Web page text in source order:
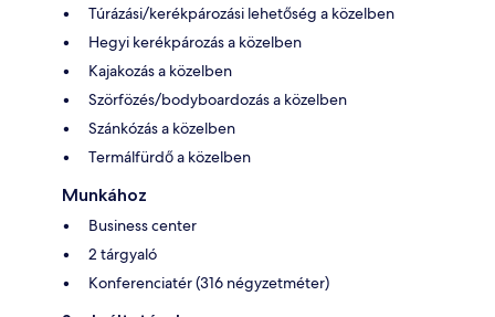
Túrázási/kerékpározási lehetőség a közelben
Hegyi kerékpározás a közelben
Kajakozás a közelben
Szörfözés/bodyboardozás a közelben
Szánkózás a közelben
Termálfürdő a közelben
Munkához
Business center
2 tárgyaló
Konferenciatér (316 négyzetméter)